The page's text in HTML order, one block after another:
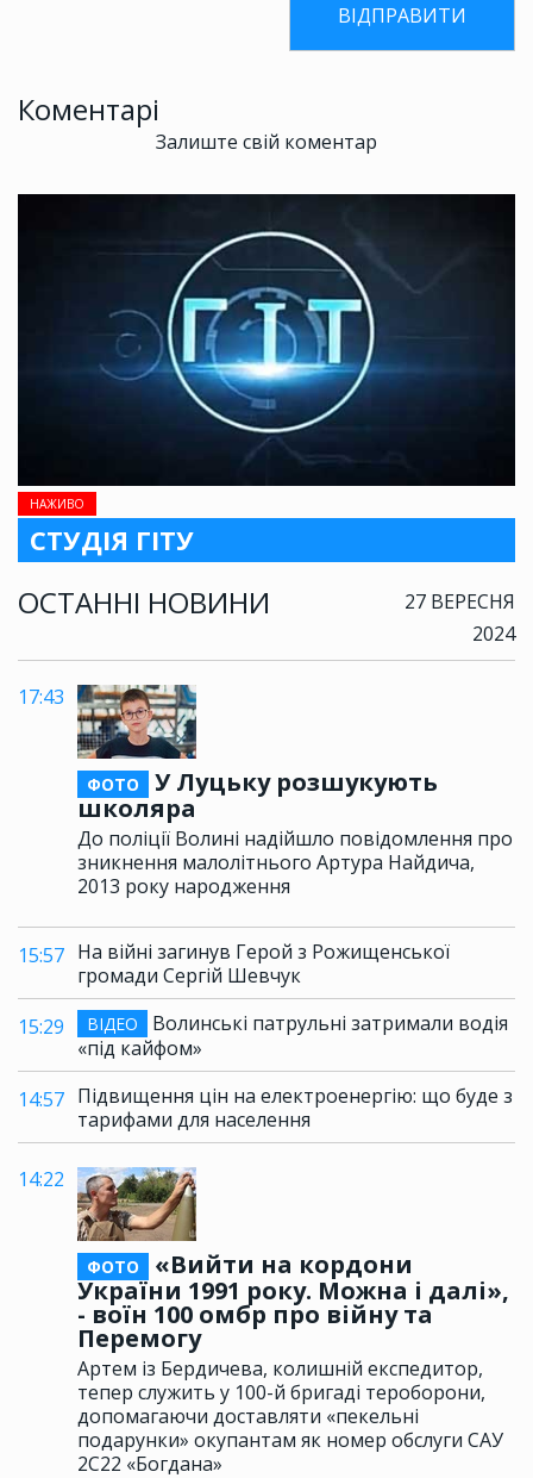
НАЖИВО
СТУДІЯ ГІТУ
ОСТАННІ НОВИНИ
27 ВЕРЕСНЯ
2024
17:43
ФОТО
У Луцьку розшукують
школяра
До поліції Волині надійшло повідомлення про
зникнення малолітнього Артура Найдича,
2013 року народження
15:57 На війні загинув Герой з Рожищенської
громади Сергій Шевчук
15:29
ВІДЕО
Волинські патрульні затримали водія
«під кайфом»
14:57 Підвищення цін на електроенергію: що буде з
тарифами для населення
14:22
ФОТО
«Вийти на кордони
України 1991 року. Можна і далі»,
- воїн 100 омбр про війну та
Перемогу
Артем із Бердичева, колишній експедитор,
тепер служить у 100-й бригаді тероборони,
допомагаючи доставляти «пекельні
подарунки» окупантам як номер обслуги САУ
2С22 «Богдана»
Коментарі
Залиште свій коментар